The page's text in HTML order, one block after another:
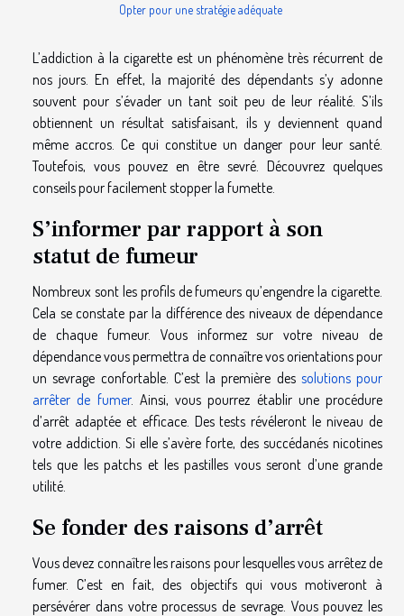
Opter pour une stratégie adéquate
L’addiction à la cigarette est un phénomène très récurrent de
nos jours. En effet, la majorité des dépendants s’y adonne
souvent pour s’évader un tant soit peu de leur réalité. S’ils
obtiennent un résultat satisfaisant, ils y deviennent quand
même accros. Ce qui constitue un danger pour leur santé.
Toutefois, vous pouvez en être sevré. Découvrez quelques
conseils pour facilement stopper la fumette.
S’informer par rapport à son
statut de fumeur
Nombreux sont les profils de fumeurs qu’engendre la cigarette.
Cela se constate par la différence des niveaux de dépendance
de chaque fumeur. Vous informez sur votre niveau de
dépendance vous permettra de connaître vos orientations pour
un sevrage confortable. C’est la première des solutions pour
arrêter de fumer. Ainsi, vous pourrez établir une procédure
d’arrêt adaptée et efficace. Des tests révéleront le niveau de
votre addiction. Si elle s’avère forte, des succédanés nicotines
tels que les patchs et les pastilles vous seront d’une grande
utilité.
Se fonder des raisons d’arrêt
Vous devez connaître les raisons pour lesquelles vous arrêtez de
fumer. C’est en fait, des objectifs qui vous motiveront à
persévérer dans votre processus de sevrage. Vous pouvez les